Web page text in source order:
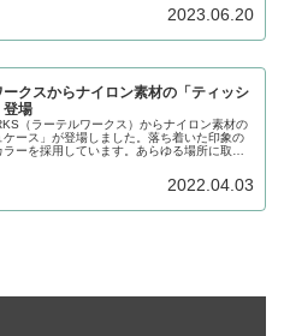
ボデザインボトルが登場します。詳細をレビ
2023.06.20
ークスからナイロン素材の「ティッシ
登場
（ラーテルワークス）からナイロン素材の
ケース」が登場しました。落ち着いた印象の
ーを採用しています。あらゆる場所に取付
2022.04.03